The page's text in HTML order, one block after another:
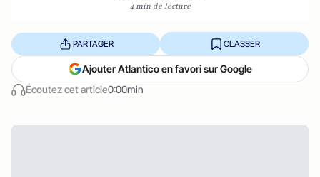
4 min de lecture
Écoutez cet article0:00min
PARTAGER CLASSER
Ajouter Atlantico en favori sur Google